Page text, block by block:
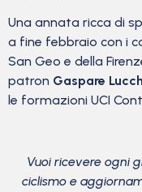
Una annata ricca di
a fine febbraio con i
San Geo e della
patron Gaspare
le formazioni UCI
Vuoi ricevere ogni
ciclismo e